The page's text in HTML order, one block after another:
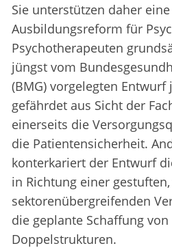
Sie unterstützen daher eine
Ausbildungsreform für
Psychotherapeuten
jüngst vom
(BMG) vorgelegten Entwurf
gefährdet aus Sicht der
einerseits die
die Patientensicherheit.
konterkariert der Entwurf
in Richtung einer
sektorenübergreifenden
die geplante Schaffung von
Doppelstrukturen.